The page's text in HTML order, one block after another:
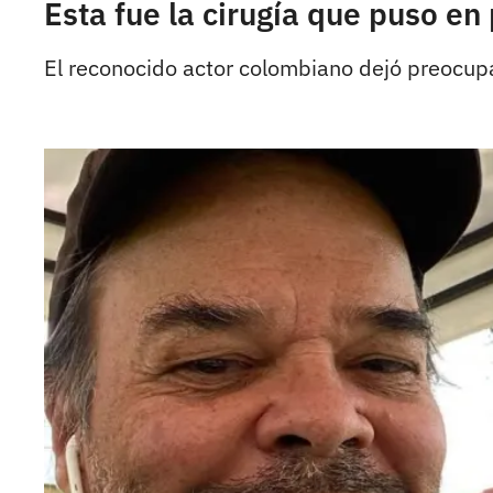
Esta fue la cirugía que puso
El reconocido actor colombiano dejó